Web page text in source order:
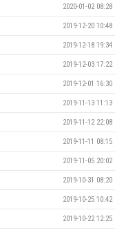
2020-01-02 08:28
2019-12-20 10:48
2019-12-18 19:34
2019-12-03 17:22
2019-12-01 16:30
2019-11-13 11:13
2019-11-12 22:08
2019-11-11 08:15
2019-11-05 20:02
2019-10-31 08:20
2019-10-25 10:42
2019-10-22 12:25